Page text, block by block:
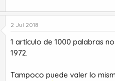
2 Jul 2018
1 artículo de 1000 palabras
1972.
Tampoco puede valer lo